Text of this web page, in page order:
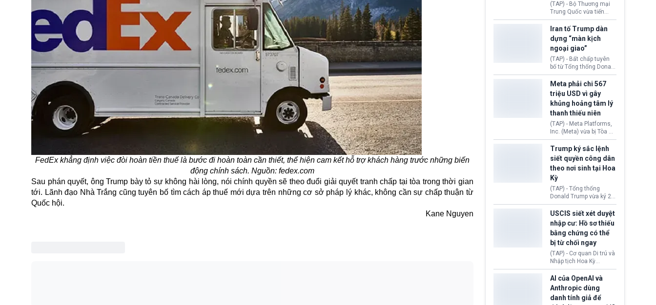
FedEx khẳng định việc đòi hoàn tiền thuế là bước đi hoàn toàn cần thiết, thể hiện cam kết hỗ trợ khách hàng trước những biến
động chính sách. Nguồn: fedex.com
Sau phán quyết, ông Trump bày tỏ sự không hài lòng, nói chính quyền sẽ theo đuổi giải quyết tranh chấp tại tòa trong thời gian
tới. Lãnh đạo Nhà Trắng cũng tuyên bố tìm cách áp thuế mới dựa trên những cơ sở pháp lý khác, không cần sự chấp thuận từ
Quốc hội.
Kane Nguyen
(TAP) - Bộ Thương mại
Trung Quốc vừa tiến
hành áp đặt lệnh trừng
phạt lên hàng loạt thực
thể và siết chặt kiểm
soát xuất khẩu máy bay
không người lái (UAV)
sang Hoa Kỳ. Động thái
này nhằm đáp trả các
biện pháp hạn chế
thương mại, áp thuế mới
cùng lệnh cấm công
nghệ gần đây từ phía
Washington.
Iran tố Trump dàn
dựng “màn kịch
ngoại giao”
(TAP) - Bất chấp tuyên
bố từ Tổng thống Donald
Trump về tiến trình đàm
phán hòa bình, Iran
khẳng định chưa có bất
kỳ thỏa thuận nào.
Tehran cho rằng, Hoa Kỳ
chỉ đang dàn dựng “màn
kịch ngoại giao” để xoa
dịu căng thẳng.
Meta phải chi 567
triệu USD vì gây
khủng hoảng tâm lý
thanh thiếu niên
(TAP) - Meta Platforms,
Inc. (Meta) vừa bị Tòa án
bang New Mexico yêu
cầu đóng góp 567 triệu
USD vào một quỹ khắc
phục hậu quả. Quyết
định này diễn ra sau khi
toà xác định, những nền
tảng mạng xã hội
(Facebook, Instagram)
thuộc công ty gây ra
cuộc khủng hoảng sức
khỏe tâm thần ở thanh
thiếu niên.
Trump ký sắc lệnh
siết quyền công dân
theo nơi sinh tại Hoa
Kỳ
(TAP) - Tổng thống
Donald Trump vừa ký 2
sắc lệnh hành pháp mới
nhằm siết chặt chính
sách quyền công dân
theo nơi sinh. Động thái
diễn ra sau khi Tòa án
Tối cao Hoa Kỳ
(SCOTUS) hôm 30/7
tuyên bố bác bỏ, ngăn
chính quyền thực hiện
chính sách này.
USCIS siết xét duyệt
nhập cư: Hồ sơ thiếu
bằng chứng có thể
bị từ chối ngay
(TAP) - Cơ quan Di trú và
Nhập tịch Hoa Kỳ
(USCIS) vừa thay đổi quy
trình xét duyệt hồ sơ
nhập cư, trao quyền cho
viên chức từ chối ngay
những đơn không chứng
AI của OpenAI và
Anthropic dùng
danh tính giả để